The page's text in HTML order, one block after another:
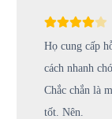
Họ cung cấp
cách nhanh
Chắc chắn là
tốt. Nên.